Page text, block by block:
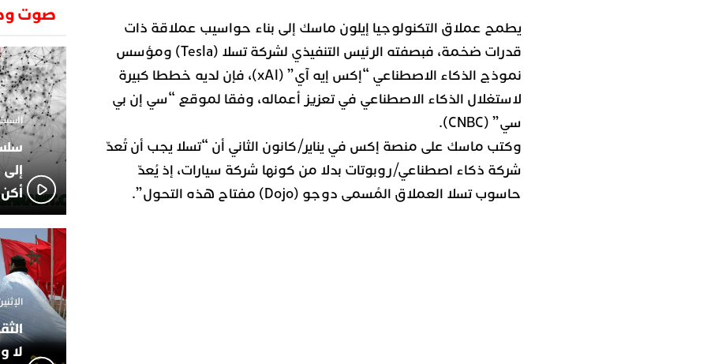
يطمح عملاق التكنولوجيا إيلون ماسك إلى بناء حواسيب عملاقة ذات
قدرات ضخمة، فبصفته الرئيس التنفيذي لشركة تسلا (Tesla) ومؤسس
نموذج الذكاء الاصطناعي “إكس إيه آي” (xAI)، فإن لديه خططا كبيرة
لاستغلال الذكاء الاصطناعي في تعزيز أعماله، وفقا لموقع “سي إن بي
سي” (CNBC).
وكتب ماسك على منصة إكس في يناير/كانون الثاني أن “تسلا يجب أن تُعدّ
شركة ذكاء اصطناعي/روبوتات بدلا من كونها شركة سيارات، إذ يُعدّ
حاسوب تسلا العملاق المُسمى دوجو (Dojo) مفتاح هذه التحول”.
الجزائر
وسقوط
02:06
الركراكي
01:55
هي
14:37
لاعبوا
صوت
السبت 1 فبراير 2025
الإثنين 18 نوفمبر
لا